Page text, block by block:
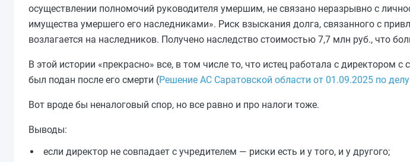
осуществлении полномочий руководителя умершим, не связано неразрывно с
имущества умершего его наследниками». Риск взыскания долга, связанного с
возлагается на наследников. Получено наследство стоимостью 7,7 млн руб., что
В этой истории «прекрасно» все, в том числе то, что истец работала с директором
был подан после его смерти (Решение АС Саратовской области от 01.09.2025 по
Вот вроде бы неналоговый спор, но все равно и про налоги тоже.
Выводы:
если директор не совпадает с учредителем — риски есть и у того, и у другого;